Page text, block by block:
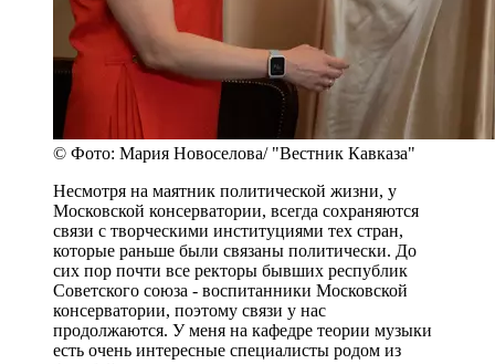
© Фото: Мария Новоселова/ "Вестник Кавказа"
Несмотря на маятник политической жизни, у
Московской консерватории, всегда сохраняются
связи с творческими институциями тех стран,
которые раньше были связаны политически. До
сих пор почти все ректоры бывших республик
Советского союза - воспитанники Московской
консерватории, поэтому связи у нас
продолжаются. У меня на кафедре теории музыки
есть очень интересные специалисты родом из